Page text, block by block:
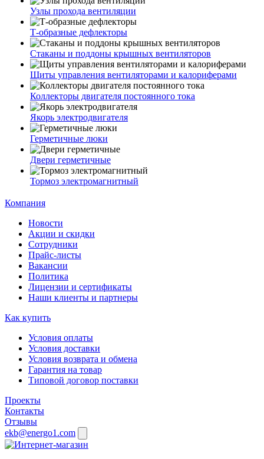
Узлы прохода вентиляции
Т-образные дефлекторы
Стаканы и поддоны крышных вентиляторов
Щиты управления вентиляторами и калориферами
Коллекторы двигателя постоянного тока
Якорь электродвигателя
Герметичные люки
Двери герметичные
Тормоз электромагнитный
Компания
Новости
Акции и скидки
Сотрудники
Прайс-листы
Вакансии
Политика
Лицензии и сертификаты
Наши клиенты и партнеры
Как купить
Условия оплаты
Условия доставки
Условия возврата и обмена
Гарантия на товар
Типовой договор поставки
Проекты
Контакты
Отзывы
ekb@energo1.com